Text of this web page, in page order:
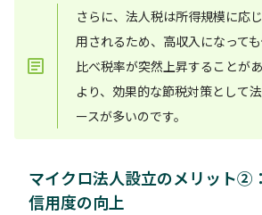
さらに、法人税は所得規模に応
用されるため、高収入になって
比べ税率が突然上昇することが
より、効果的な節税対策として
ースが多いのです。
マイクロ法人設立のメリット②
信用度の向上